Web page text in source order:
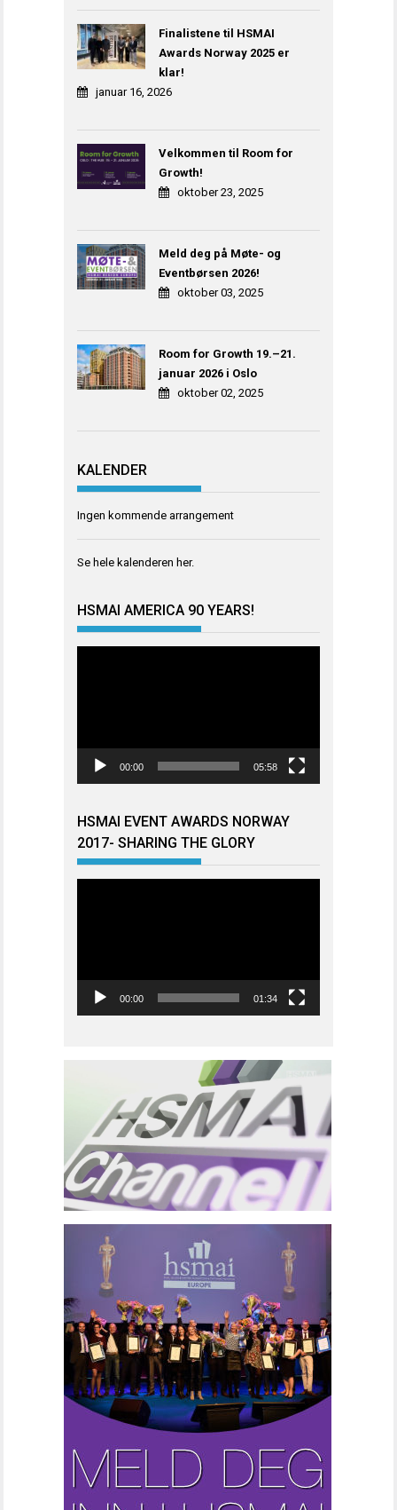
Finalistene til HSMAI
Awards Norway 2025 er
klar!
januar 16, 2026
Velkommen til Room for
Growth!
oktober 23, 2025
Meld deg på Møte- og
Eventbørsen 2026!
oktober 03, 2025
Room for Growth 19.–21.
januar 2026 i Oslo
oktober 02, 2025
KALENDER
Ingen kommende arrangement
Se hele kalenderen her.
HSMAI AMERICA 90 YEARS!
00:00 05:58
HSMAI EVENT AWARDS NORWAY
2017- SHARING THE GLORY
00:00 01:34